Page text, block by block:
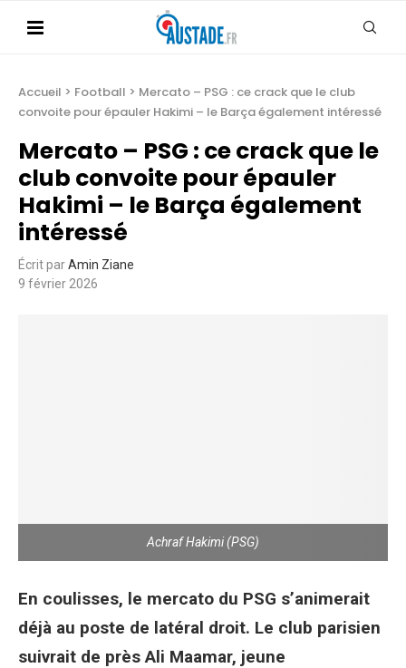
Accueil > Football > Mercato – PSG : ce crack que le club
convoite pour épauler Hakimi – le Barça également intéressé
Mercato – PSG : ce crack que le
club convoite pour épauler
Hakimi – le Barça également
intéressé
Écrit parAmin Ziane
9 février 2026
Achraf Hakimi (PSG)
En coulisses, le mercato du PSG s’animerait
déjà au poste de latéral droit. Le club parisien
suivrait de près Ali Maamar, jeune